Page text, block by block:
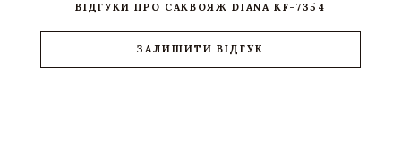
ВІДГУКИ ПРО САКВОЯЖ DIANA KF-7354
ЗАЛИШИТИ ВІДГУК